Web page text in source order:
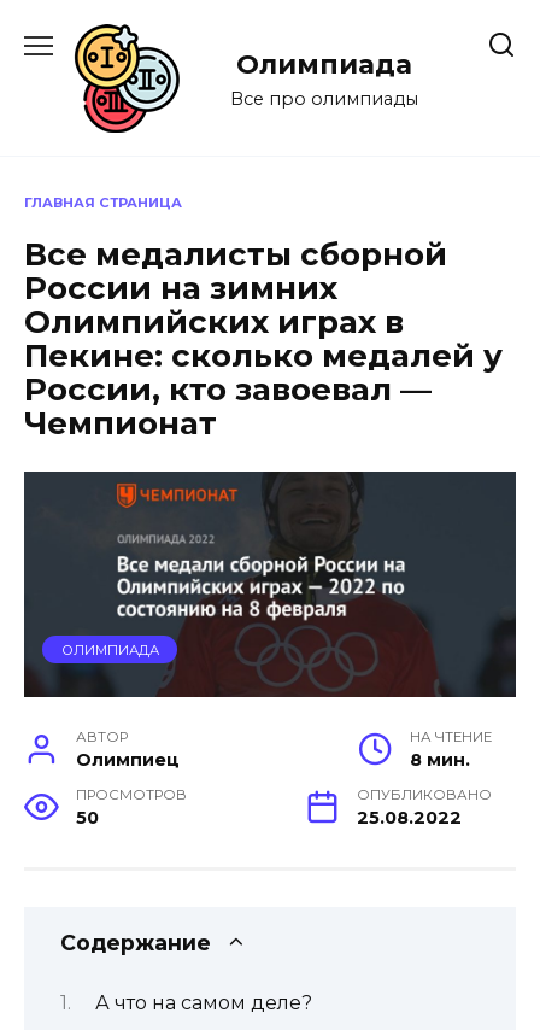
содержанию
Олимпиада
Все про олимпиады
ГЛАВНАЯ СТРАНИЦА
Все медалисты сборной
России на зимних
Олимпийских играх в
Пекине: сколько медалей у
России, кто завоевал —
Чемпионат
ОЛИМПИАДА
АВТОР
Олимпиец
НА ЧТЕНИЕ
8 мин.
ПРОСМОТРОВ
50
ОПУБЛИКОВАНО
25.08.2022
Содержание
А что на самом деле?